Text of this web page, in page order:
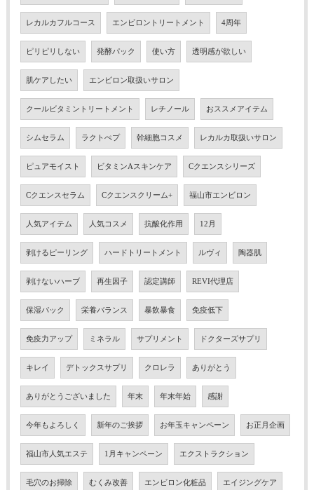
レカルカフルコース エンビロントリートメント 4周年
ピリピリしない 発酵パック 使い方 透明感が欲しい
肌ケアしたい エンビロン取扱いサロン
クールビタミントリートメント レチノール おススメアイテム
シムセラム ラクトぺプ 幹細胞コスメ レカルカ取扱いサロン
ピュアモイスト ビタミンAスキンケア Cクエンスシリーズ
Cクエンスセラム Cクエンスクリーム+ 福山市エンビロン
人気アイテム 人気コスメ 抗酸化作用 12月
剥けるピーリング ハードトリートメント ルヴィ 陶器肌
剥けないハーブ 再生因子 認定講師 REVI代理店
保湿パック 栄養バランス 暴飲暴食 免疫低下
免疫力アップ ミネラル サプリメント ドクターズサプリ
キレイ デトックスサプリ クロレラ ありがとう
ありがとうございました 年末 年末年始 感謝
今年もよろしく 新年のご挨拶 お年玉キャンペーン お正月企画
福山市人気エステ 1月キャンペーン エクストラクション
毛穴のお掃除 むくみ改善 エンビロン化粧品 エイジングケア